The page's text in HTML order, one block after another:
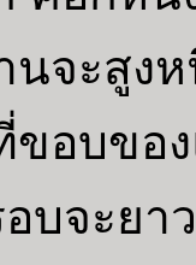
ะสูงห
บของ
บจะยา